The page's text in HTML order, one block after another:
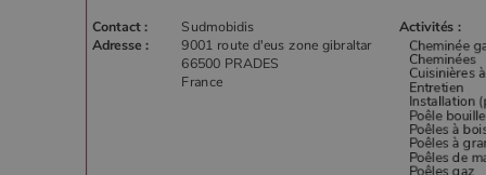
Contact :
Sudmobidis
Adresse :
9001 route d'eus zone gibraltar
66500 PRADES
France
Activités :